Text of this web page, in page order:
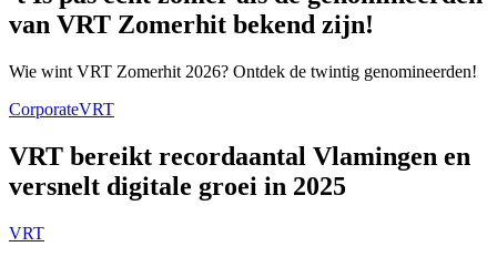
van VRT Zomerhit bekend zijn!
Wie wint VRT Zomerhit 2026? Ontdek de twintig genomineerden!
CorporateVRT
VRT bereikt recordaantal Vlamingen en
versnelt digitale groei in 2025
VRT